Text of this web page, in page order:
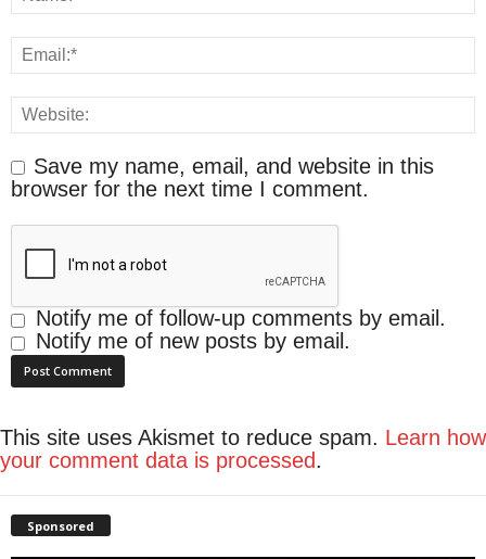
Save my name, email, and website in this
browser for the next time I comment.
Notify me of follow-up comments by email.
Notify me of new posts by email.
This site uses Akismet to reduce spam. Learn how
your comment data is processed.
Sponsored